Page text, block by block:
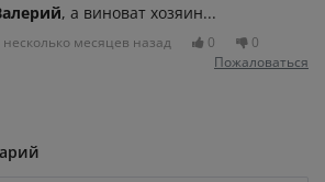
, а виноват хозяин...
несколько месяцев назад 0
0
Пожаловаться